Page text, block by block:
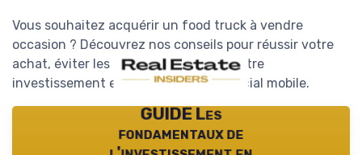
Vous souhaitez acquérir un food truck à vendre
occasion ? Découvrez nos conseils pour réussir votre
achat, éviter les pièges et optimiser votre
investissement en immobilier commercial mobile.
GUIDE Les
fondamentaux de